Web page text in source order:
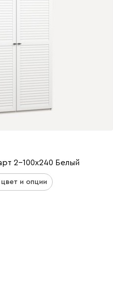
2-100x240 Белый
и опции